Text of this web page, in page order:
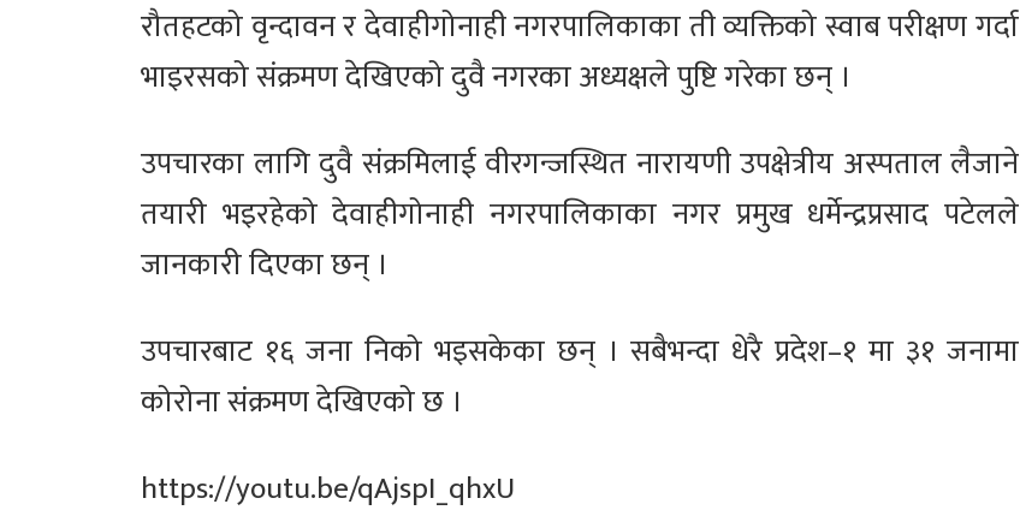
रौतहटको वृन्दावन र देवाहीगोनाही नगरपालिकाका ती व्यक्तिको स्वाब परीक्षण गर्दा
भाइरसको संक्रमण देखिएको दुवै नगरका अध्यक्षले पुष्टि गरेका छन् ।
उपचारका लागि दुवै संक्रमिलाई वीरगन्जस्थित नारायणी उपक्षेत्रीय अस्पताल लैजाने
तयारी भइरहेको देवाहीगोनाही नगरपालिकाका नगर प्रमुख धर्मेन्द्रप्रसाद पटेलले
जानकारी दिएका छन् ।
उपचारबाट १६ जना निको भइसकेका छन् । सबैभन्दा धेरै प्रदेश–१ मा ३१ जनामा
कोरोना संक्रमण देखिएको छ ।
https://youtu.be/qAjspI_qhxU